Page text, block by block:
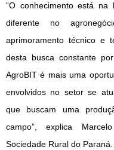
“O conhecimento está
diferente no
aprimoramento técnico e
desta busca constante
AgroBIT é mais uma
envolvidos no setor se
que buscam uma
campo”, explica
Sociedade Rural do Paraná.